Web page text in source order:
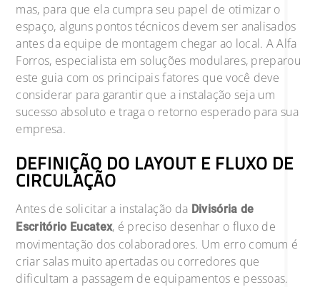
mas, para que ela cumpra seu papel de otimizar o
espaço, alguns pontos técnicos devem ser analisados
antes da equipe de montagem chegar ao local. A Alfa
Forros, especialista em soluções modulares, preparou
este guia com os principais fatores que você deve
considerar para garantir que a instalação seja um
sucesso absoluto e traga o retorno esperado para sua
empresa.
DEFINIÇÃO DO LAYOUT E FLUXO DE
CIRCULAÇÃO
Antes de solicitar a instalação da Divisória de
Escritório Eucatex, é preciso desenhar o fluxo de
movimentação dos colaboradores. Um erro comum é
criar salas muito apertadas ou corredores que
dificultam a passagem de equipamentos e pessoas.